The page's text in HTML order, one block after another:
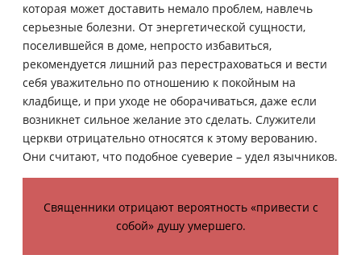
которая может доставить немало проблем, навлечь
серьезные болезни. От энергетической сущности,
поселившейся в доме, непросто избавиться,
рекомендуется лишний раз перестраховаться и вести
себя уважительно по отношению к покойным на
кладбище, и при уходе не оборачиваться, даже если
возникнет сильное желание это сделать. Служители
церкви отрицательно относятся к этому верованию.
Они считают, что подобное суеверие – удел язычников.
Священники отрицают вероятность «привести с
собой» душу умершего.